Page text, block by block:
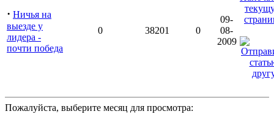
· Ничья на
выезде у
лидера -
почти победа
0 38201 0
09-
08-
2009
Пожалуйста, выберите месяц для просмотра: